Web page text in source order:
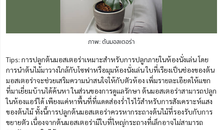
ภาพ: ต้นมอสเตอร่า
Tips: การปลูกต้นมอสเตอร่าเหมาะสำหรับการปลูกภายในห้องนั่งเล่น โดย
การนำต้นไม้มาวางใกล้กับโซฟาหรือมุมห้องนั่งเล่น ใบที่เรียงเป็นช่องของต้น
มอสเตอร่าจะช่วยเสริมความน่าสนใจให้กับตัวห้อง เพิ่มรายละเอียดให้แขก
ที่มาเยี่ยมบ้านได้ค้นหา ในส่วนของการดูแลรักษา ต้นมอสเตอร่าสามารถปลูก
ในห้องแอร์ได้ เพียงแค่หาพื้นที่ที่แดดส่องร่ำไรไว้สำหรับการสังเคราะห์แสง
ของต้นไม้ ทั้งนี้การปลูกต้นมอสเตอร่าควรหากระถางต้นไม้ที่รองรับกับการ
ขยายตัว เนื่องจากต้นมอสเตอร่ามีใบที่ใหญ่กระถางที่เล็กอาจไม่สามารถ